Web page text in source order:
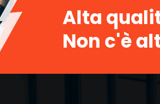
Alta
Non c'è